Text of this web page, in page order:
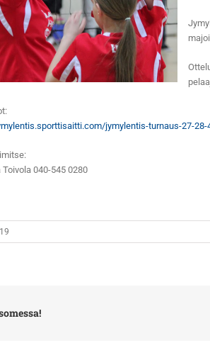
jymylentis-turnaus-27-28-
Toivola 040-545 0280